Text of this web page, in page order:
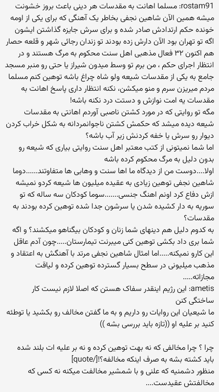
rostam91: مسلما اهانت به مقدسات هر دینی باعث بروز خشونت
میشه همین الآن شاهین نجفی بخاطر یک آهنگی که برای یکی از اومه
خونده حکم ارتدادش صادر شده و برای سرش جایزه گذاشتن ایشون
اگه تو تهران بود الآن دارش زده بودند تو زندان رجائی شهر و قلعه حصار
هم اکنون ۳۲ فعال مذهبی اهل سنت محکوم به مرگ هستند و در
انتظار اجرای حکم ، من برم تو وسط میدون شیراز یا حتی رو منبر مسجد
جامع به یکی از مقدسات شیعه ولو شاه چراغ باشه توهین کنم مسلما
مردم میریزن سرم و منو میکشن، نکنه انتظار داری پاسخ اهانت به
مقدسات یه امت نوازش و دستت درد نکنه باشه!
مگه تو روایتی که در مورد کشتن ناصبی آوردم اهانتی به مقدسات
شیعه دیده میشد که حکمش کشتن ناجوانمردانه به شکل خراب کردن
دیوار رو سرش یا خفه کردنش زیر آب باشه؟
اما شما نمیتونی از کتب معتبر اهل سنت روایتی بیاری که شیعه رو
بدون دلیل به مرگ محکوم کرده باشه
اولا....دوست من از دیدگاه ما اها سنت و وهابی ها متفاوتند......دوما
شاهین نجفی توهین زیادی به عقیده میلیون ها شیعه کردو نمیشه
ازش دفاع کرد اونم اهنگ جنسی.......سوما کودکان سه ساله که تو
سوریه به دار کشیده شدن یا سرشون جدا شده توهین کرده بودند به
مقدسات؟
به کدوم دلیل هم دینهای شما زنان و کودکان بیگناهو میکشند؟ و اگه
شما بری داد بکشی توهین کنی میبرنت تیمارستان.....چون آدم عاقل
این کارو نمیکنه.....اما امثال شاهین نجفی مرتد با آهنگش به اعتقاد و
مذهب میلیونی در سطح بسیار گسترده توهین کرده و لیاقت
مجازاته.....
ametis: این رژیم اینقدر سفاک هستن که اصلا لازم نیست کار
ساختگی کنن
ما شیعیان این روایات رو داریم و به ما گفتن مخالف رو بکشید یا توطئه
کنید بر علیه او ((تازه باید بررسی بشه ))
چرا ؟ چرا مخالفی که نه بهت توهین کرده و نه بر علیه ات بلند شده
باید کشته بشه به صرف اینکه مخالفه؟![/quote]
منظور دشمنیه که علنی و با شمشیر مخالفت میکنه نه کسی که
مخالفتش عقیدست....